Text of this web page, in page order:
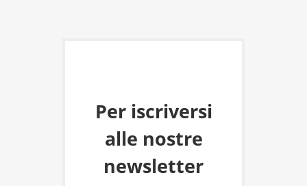
Per iscriversi
alle nostre
newsletter